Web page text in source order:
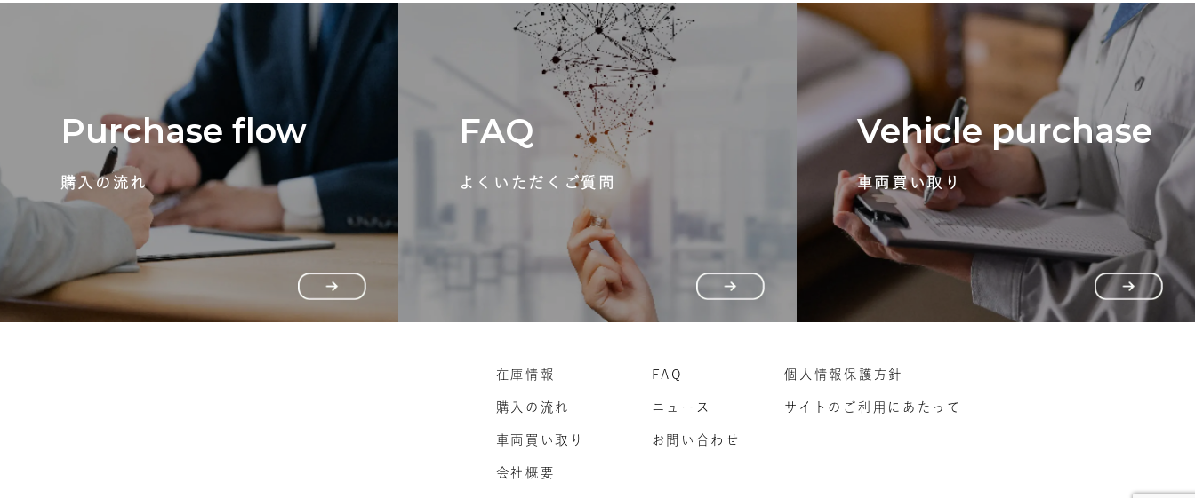
Purchase flow
購入の流れ
FAQ
よくいただくご質問
Vehicle purchase
車両買い取り
在庫情報
購入の流れ
車両買い取り
会社概要
FAQ
ニュース
お問い合わせ
個人情報保護方針
サイトのご利用にあたって